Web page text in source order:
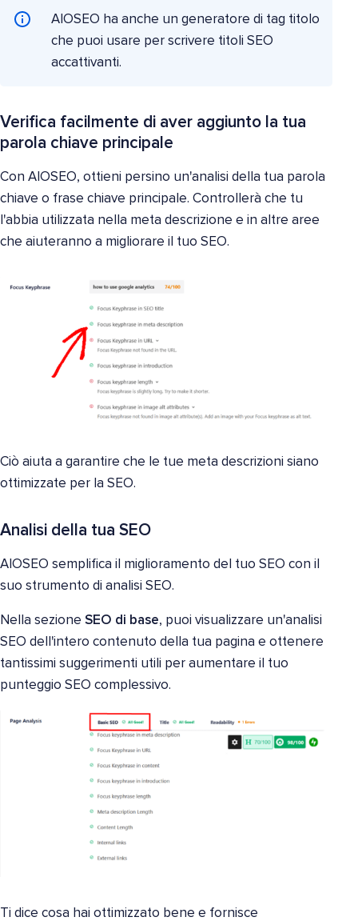
AIOSEO ha anche un generatore di tag titolo
che puoi usare per scrivere titoli SEO
accattivanti.
Verifica facilmente di aver aggiunto la tua
parola chiave principale
Con AIOSEO, ottieni persino un'analisi della tua parola
chiave o frase chiave principale. Controllerà che tu
l'abbia utilizzata nella meta descrizione e in altre aree
che aiuteranno a migliorare il tuo SEO.
Ciò aiuta a garantire che le tue meta descrizioni siano
ottimizzate per la SEO.
Analisi della tua SEO
AIOSEO semplifica il miglioramento del tuo SEO con il
suo strumento di analisi SEO.
Nella sezione SEO di base, puoi visualizzare un'analisi
SEO dell'intero contenuto della tua pagina e ottenere
tantissimi suggerimenti utili per aumentare il tuo
punteggio SEO complessivo.
Ti dice cosa hai ottimizzato bene e fornisce